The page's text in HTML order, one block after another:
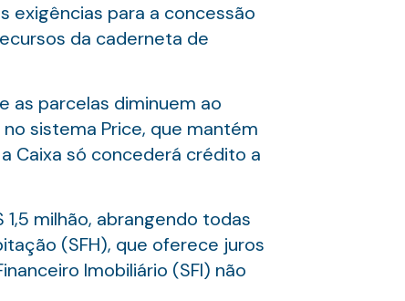
exigências para a concessão
da caderneta de
as parcelas diminuem ao
sistema Price, que mantém
Caixa só concederá crédito a
milhão, abrangendo todas
(SFH), que oferece juros
Imobiliário (SFI) não